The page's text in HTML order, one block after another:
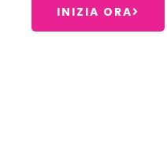
INIZIA ORA